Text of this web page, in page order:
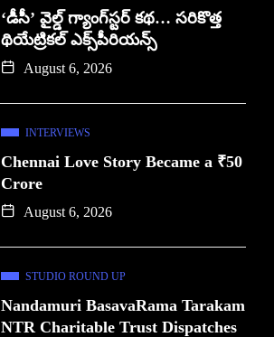
‘డీసీ’ వైల్డ్ గ్యాంగ్‌స్టర్ కథ… సరికొత్త
థియేట్రికల్ ఎక్స్‌పీరియన్స్
August 6, 2026
INTERVIEWS
Chennai Love Story Became a ₹50
Crore
August 6, 2026
STUDIO ROUND UP
Nandamuri BasavaRama Tarakam
NTR Charitable Trust Dispatches